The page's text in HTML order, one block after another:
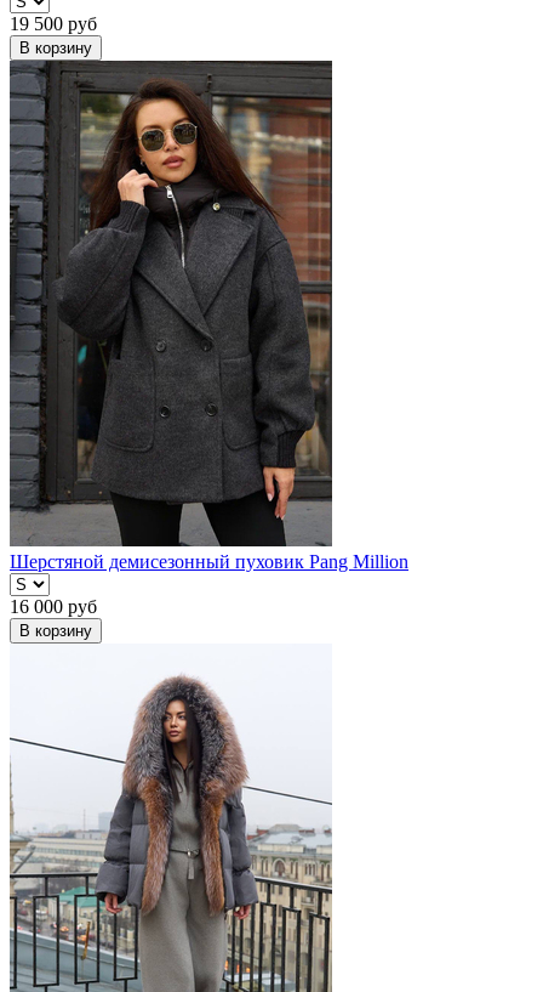
19 500 руб
В корзину
Шерстяной демисезонный пуховик Pang Million
16 000 руб
В корзину